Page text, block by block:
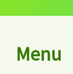
Menu